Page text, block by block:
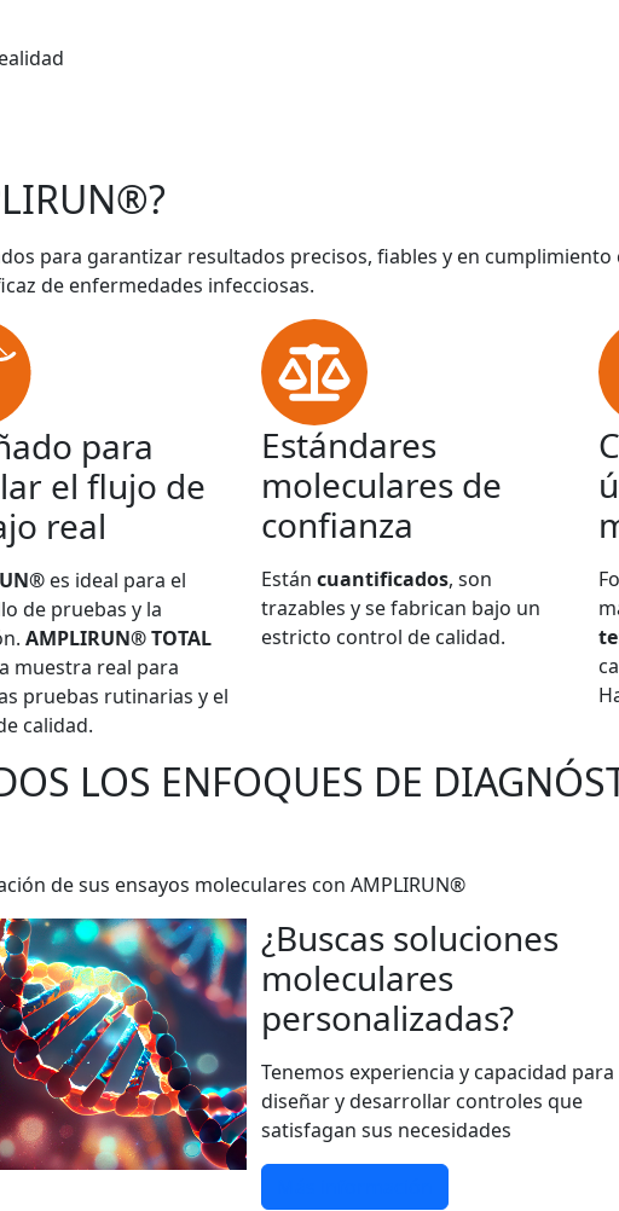
para garantizar resultados precisos, fiables y en cumplimiento
de enfermedades infecciosas.
para
el flujo de
real
es ideal para el
de pruebas y la
AMPLIRUN® TOTAL
muestra real para
pruebas rutinarias y el
calidad.
Estándares
moleculares de
confianza
Están cuantificados, son
trazables y se fabrican bajo un
estricto control de calidad.
LOS ENFOQUES DE
de sus ensayos moleculares con AMPLIRUN®
¿Buscas soluciones
moleculares
personalizadas?
Tenemos experiencia y capacidad para
diseñar y desarrollar controles que
satisfagan sus necesidades